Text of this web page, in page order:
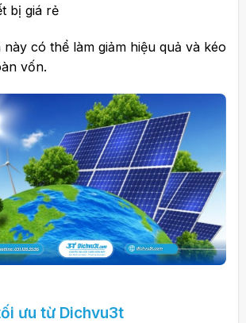
bị giá rẻ
này có thể làm giảm hiệu quả và kéo
vốn.
ưu từ Dichvu3t